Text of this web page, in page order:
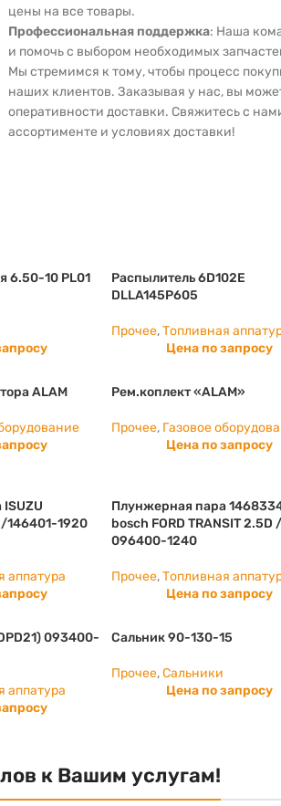
цены на все товары.
Профессиональная поддержка: Наша
и помочь с выбором необходимых
Мы стремимся к тому, чтобы процесс
наших клиентов. Заказывая у нас, вы
оперативности доставки. Свяжитесь с
ассортименте и условиях доставки!
6.50-10 PL01
Распылитель 6D102E
DLLA145P605
Прочее,Топливная
Цена по запросу
ALAM Рем.коплект «ALAM»
Прочее, Газовое
Цена по запросу
146401-1920
аппатура
Плунжерная пара
bosch FORD TRANSIT 2.5D
096400-1240
Прочее,Топливная
Цена по запросу
093400-
аппатура
Сальник 90-130-15
Прочее,Сальники
Цена по запросу
к Вашим услугам!